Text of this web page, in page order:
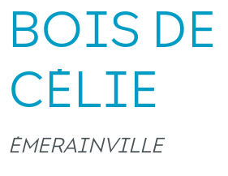
BOIS DE
CÉLIE
ÉMERAINVILLE